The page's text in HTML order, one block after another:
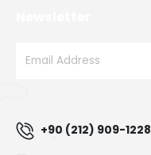
+90 (212) 909-1228